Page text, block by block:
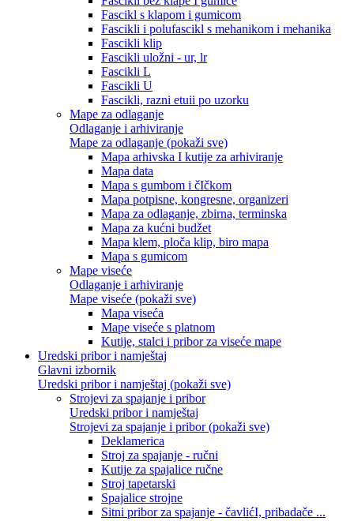
Fascikl s klapom i gumicom
Fascikli i polufascikl s mehanikom i mehanika
Fascikli klip
Fascikli uložni - ur, lr
Fascikli L
Fascikli U
Fascikli, razni etuii po uzorku
Mape za odlaganje
Odlaganje i arhiviranje
Mape za odlaganje (pokaži sve)
Mapa arhivska I kutije za arhiviranje
Mapa data
Mapa s gumbom i čIčkom
Mapa potpisne, kongresne, organizeri
Mapa za odlaganje, zbirna, terminska
Mapa za kućni budžet
Mapa klem, ploča klip, biro mapa
Mapa s gumicom
Mape viseće
Odlaganje i arhiviranje
Mape viseće (pokaži sve)
Mapa viseća
Mape viseće s platnom
Kutije, stalci i pribor za viseće mape
Uredski pribor i namještaj
Glavni izbornik
Uredski pribor i namještaj (pokaži sve)
Strojevi za spajanje i pribor
Uredski pribor i namještaj
Strojevi za spajanje i pribor (pokaži sve)
Deklamerica
Stroj za spajanje - ručni
Kutije za spajalice ručne
Stroj tapetarski
Spajalice strojne
Sitni pribor za spajanje - čavlićI, pribadače ...